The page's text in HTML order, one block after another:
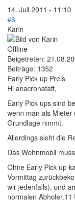
14. Juli 2011 - 11:10
#6
Karin
Offline
Beigetreten:
Beiträge: 1352
Early Pick up Preis
Hi anacronataff,
Early Pick ups sind
wenn man als
Grundlage nimmt.
Allerdings sieht die
Das Wohnmobil
Ohne Early Pick up
Vormittag
wir jedenfalls), und
normalen